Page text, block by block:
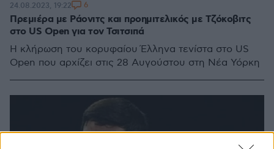
Πρεμιέρα με Ράονιτς και προημιτελικός με Τζόκοβιτς
στο US Open για τον Τσιτσιπά
Η κλήρωση του κορυφαίου Έλληνα τενίστα στο US
Open που αρχίζει στις 28 Αυγούστου στη Νέα Υόρκη
24.08.2023, 19:22 6